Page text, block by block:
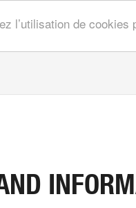
l’utilisation de